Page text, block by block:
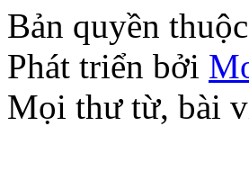
Bản quyền
Phát triển bởi
Mọi thư từ, bài